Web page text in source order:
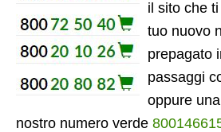
il sito che
tuo nuovo
prepagato
passaggi
oppure
nostro numero verde